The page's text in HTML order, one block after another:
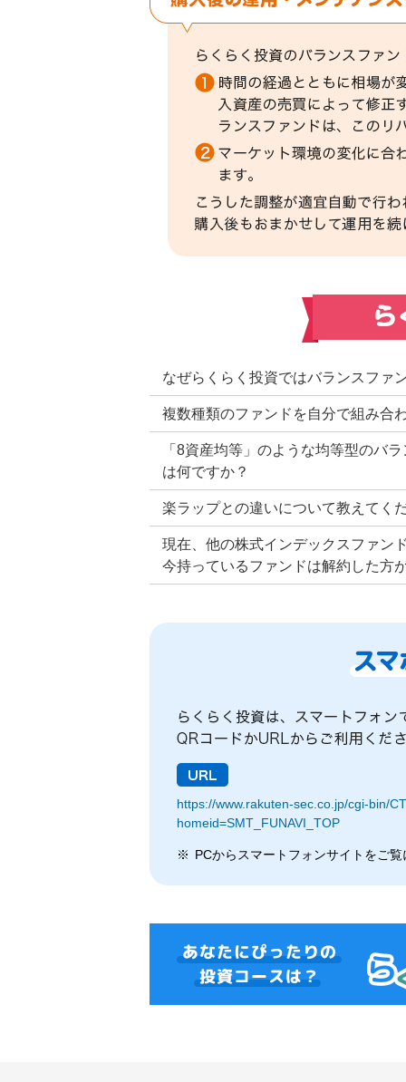
なぜらくらく投資ではバランスファ
複数種類のファンドを自分で組み合
「8資産均等」のような均等型のバ
は何ですか？
楽ラップとの違いについて教えてく
現在、他の株式インデックスファン
今持っているファンドは解約した方
https://www.rakuten-sec.co.jp/cgi-bin/
homeid=SMT_FUNAVI_TOP
PCからスマートフォンサイトをご